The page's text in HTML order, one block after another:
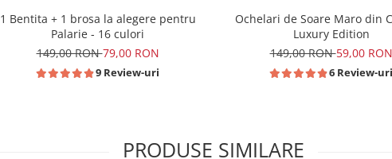
1 Bentita + 1 brosa la alegere pentru
Palarie - 16 culori
149,00 RON79,00 RON
9 Review-uri
Ochelari de Soare Maro din
Luxury Edition
149,00 RON59,00 RON
6 Review-uri
PRODUSE SIMILARE